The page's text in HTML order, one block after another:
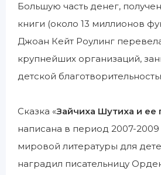
Большую часть денег,
книги (около 13 миллионов
Джоан Кейт Роулинг
крупнейших организаций,
детской
Сказка «Зайчиха Шутиха и ее
написана в период 2007-2009
мировой литературы для
наградил писательницу